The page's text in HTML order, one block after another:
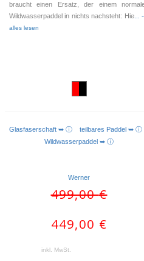
braucht einen Ersatz, der einem
Wildwasserpaddel in nichts nachsteht: Hie...
alles lesen
AUSFÜHRUNG WÄHLEN
Glasfaserschaft ➥ ⓘ teilbares Paddel ➥
Wildwasserpaddel ➥ ⓘ
Werner
499,00€
449,00 €
inkl. MwSt.